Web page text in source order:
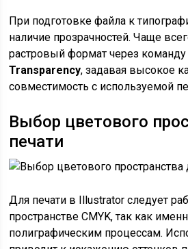
При подготовке файла к
наличие прозрачностей. Чаще
растровый формат через команду
Transparency, задавая высокое
совместимость с используемой
Выбор цветового
печати
Для печати в Illustrator следует
пространстве CMYK, так как
полиграфическим процессам.